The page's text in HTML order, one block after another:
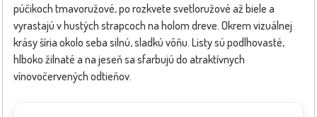
púčikoch tmavoružové, po rozkvete svetloružové až biele a
vyrastajú v hustých strapcoch na holom dreve. Okrem vizuálnej
krásy šíria okolo seba silnú, sladkú vôňu. Listy sú podlhovasté,
hlboko žilnaté a na jeseň sa sfarbujú do atraktívnych
vínovočervených odtieňov.